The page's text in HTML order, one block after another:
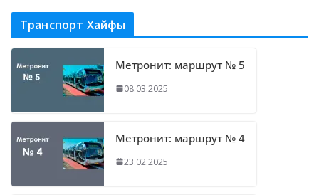
Транспорт Хайфы
Метронит: маршрут № 5
08.03.2025
Метронит: маршрут № 4
23.02.2025